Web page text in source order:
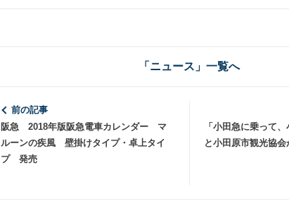
「ニュース」一覧へ
前の記事
阪急 2018年版阪急電車カレンダー マ
ルーンの疾風 壁掛けタイプ・卓上タイ
プ 発売
「小田急に乗って
と小田原市観光協会